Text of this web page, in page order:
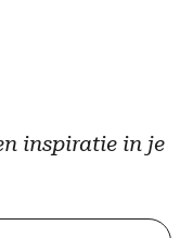
inspiratie in je